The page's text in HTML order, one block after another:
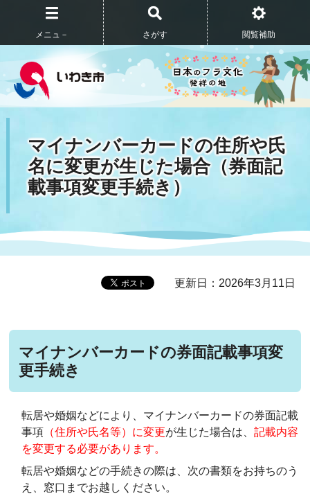
メニュ－ さがす 閲覧補助
マイナンバーカードの住所や氏
名に変更が生じた場合（券面記
載事項変更手続き）
更新日：2026年3月11日
マイナンバーカードの券面記載事項変
更手続き
転居や婚姻などにより、マイナンバーカードの券面記載
事項 （住所や氏名等）に変更が生じた場合は、記載内容
を変更する必要があります。
転居や婚姻などの手続きの際は、次の書類をお持ちのう
え、窓口までお越しください。